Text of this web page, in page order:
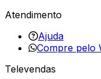
Atendimento
Ajuda
Compre pelo
Televendas